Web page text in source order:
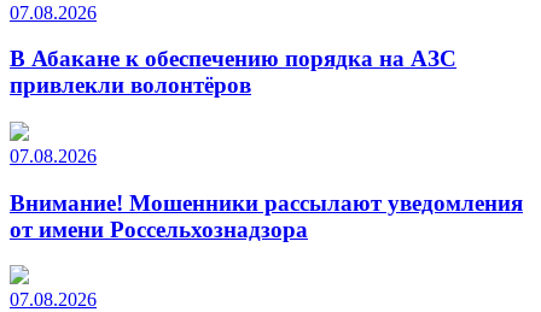
07.08.2026
В Абакане к обеспечению порядка на АЗС
привлекли волонтёров
07.08.2026
Внимание! Мошенники рассылают уведомления
от имени Россельхознадзора
07.08.2026